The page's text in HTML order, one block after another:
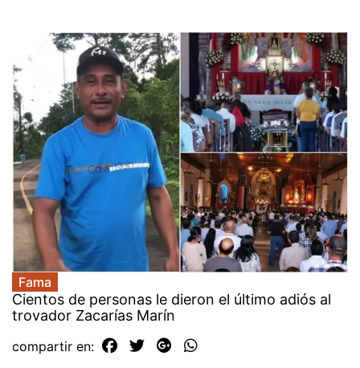
Fama
Cientos de personas le dieron el último adiós al
trovador Zacarías Marín
compartir en: